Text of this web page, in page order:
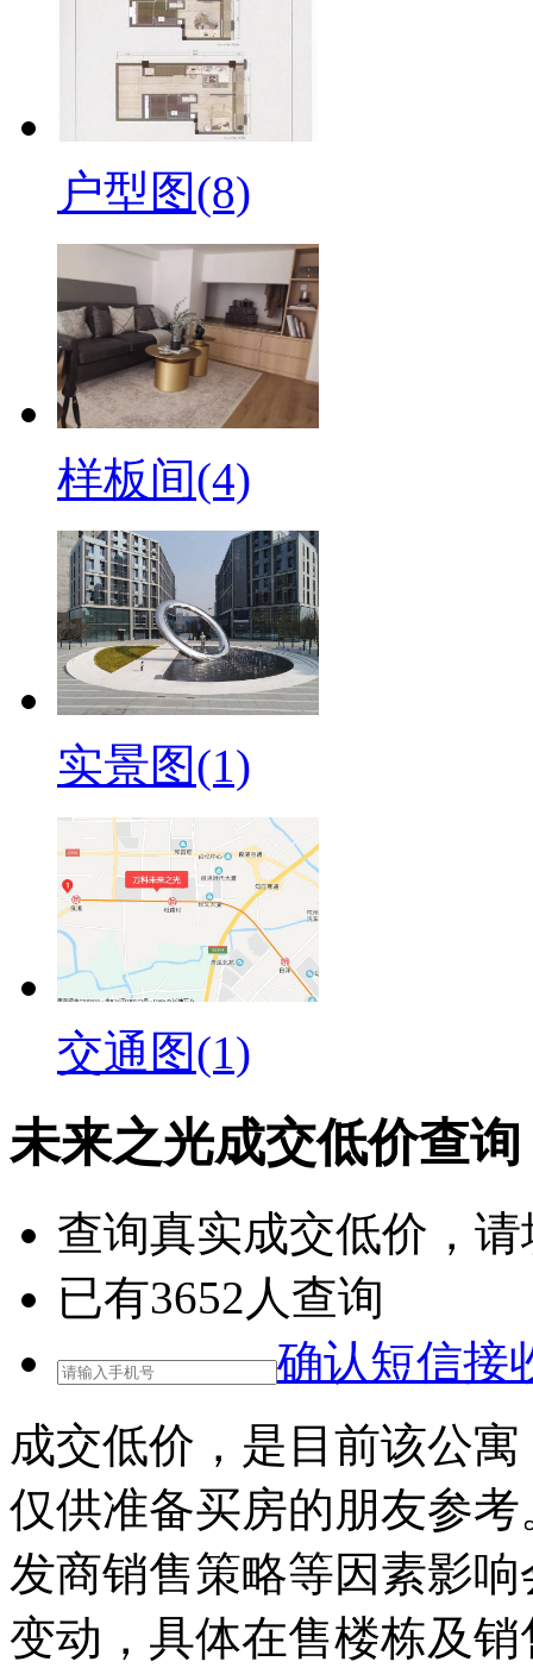
户型图(8)
样板间(4)
实景图(1)
交通图(1)
未来之光成交低价查询
查询真实成交低价 ，
已有3652 人查询
确认短信接
成交低价，是目前该公
仅供准备买房的朋友参
发商销售策略等因素影
变动，具体在售楼栋及